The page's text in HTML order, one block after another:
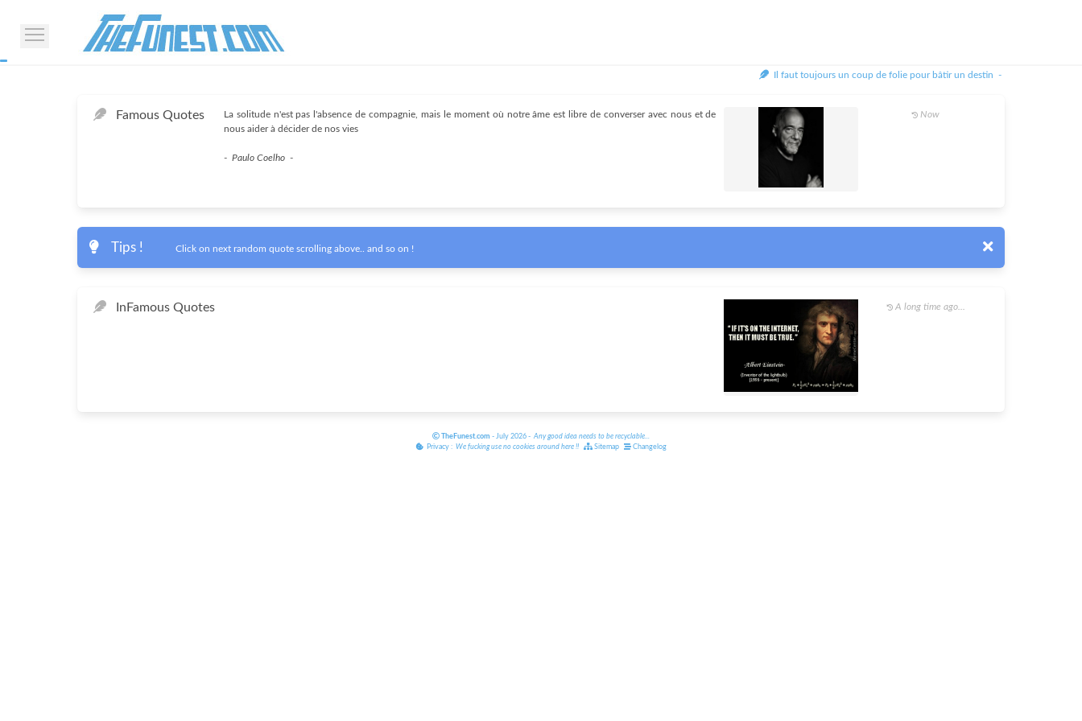
Il faut toujours un coup de folie pour bâtir un destin - Marguerite Yourcenar
Famous Quotes
La solitude n'est pas l'absence de compagnie, mais le moment où notre âme est libre de converser avec nous et de
nous aider à décider de nos vies
- Paulo Coelho-
Now
Tips ! Click on next random quote scrolling above.. and so on !
In Famous Quotes A long time ago...
TheFunest.com - July 2026 - Any good idea needs to be recyclable
Privacy : We fucking use no cookies around here!! Sitemap Changelog